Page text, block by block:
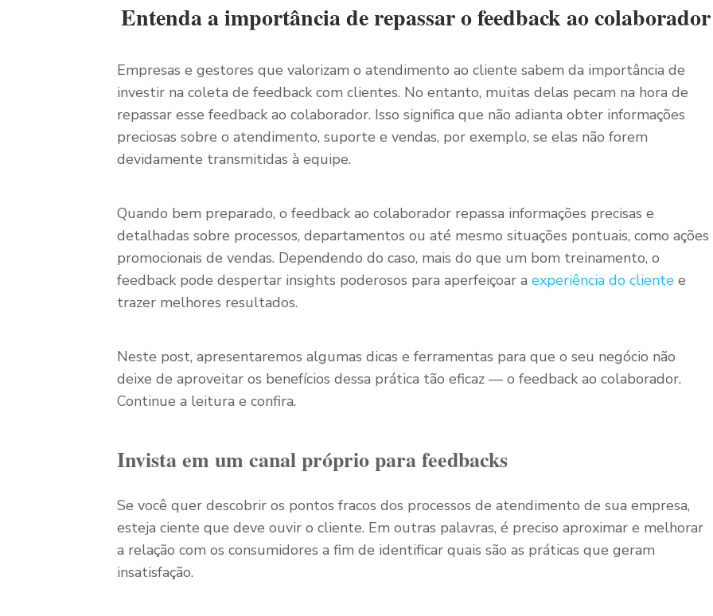
Entenda a importância de repassar o feedback ao colaborador
Empresas e gestores que valorizam o atendimento ao cliente sabem da importância de
investir na coleta de feedback com clientes. No entanto, muitas delas pecam na hora de
repassar esse feedback ao colaborador. Isso significa que não adianta obter informações
preciosas sobre o atendimento, suporte e vendas, por exemplo, se elas não forem
devidamente transmitidas à equipe.
Quando bem preparado, o feedback ao colaborador repassa informações precisas e
detalhadas sobre processos, departamentos ou até mesmo situações pontuais, como ações
promocionais de vendas. Dependendo do caso, mais do que um bom treinamento, o
feedback pode despertar insights poderosos para aperfeiçoar a experiência do cliente e
trazer melhores resultados.
Neste post, apresentaremos algumas dicas e ferramentas para que o seu negócio não
deixe de aproveitar os benefícios dessa prática tão eficaz — o feedback ao colaborador.
Continue a leitura e confira.
Invista em um canal próprio para feedbacks
Se você quer descobrir os pontos fracos dos processos de atendimento de sua empresa,
esteja ciente que deve ouvir o cliente. Em outras palavras, é preciso aproximar e melhorar
a relação com os consumidores a fim de identificar quais são as práticas que geram
insatisfação.